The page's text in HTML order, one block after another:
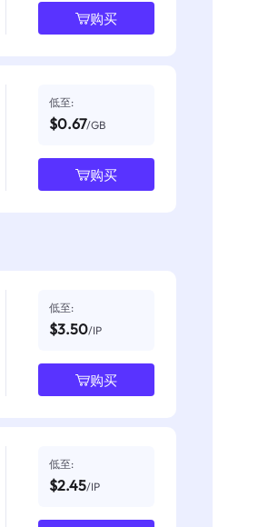
购买
低至:
$0.67/GB
购买
低至:
$3.50/IP
购买
低至:
$2.45/IP